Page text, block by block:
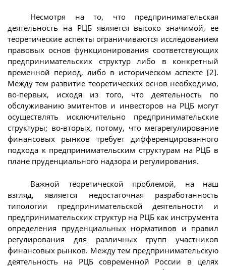
Несмотря на то, что предпринимательская
деятельность на РЦБ является высоко значимой, её
теоретические аспекты ограничиваются исследованием
правовых основ функционирования соответствующих
предпринимательских структур либо в конкретный
временной период, либо в историческом аспекте [2].
Между тем развитие теоретических основ необходимо,
во-первых, исходя из того, что деятельность по
обслуживанию эмитентов и инвесторов на РЦБ могут
осуществлять исключительно предпринимательские
структуры; во-вторых, потому, что мегарегулирование
финансовых рынков требует дифференцированного
подхода к предпринимательским структурам на РЦБ в
плане пруденциального надзора и регулирования.
Важной теоретической проблемой, на наш
взгляд, является недостаточная разработанность
типологии предпринимательской деятельности и
предпринимательских структур на РЦБ как инструмента
определения пруденциальных нормативов и правил
регулирования для различных групп участников
финансовых рынков. Между тем предпринимательскую
деятельность на РЦБ современной России в целях